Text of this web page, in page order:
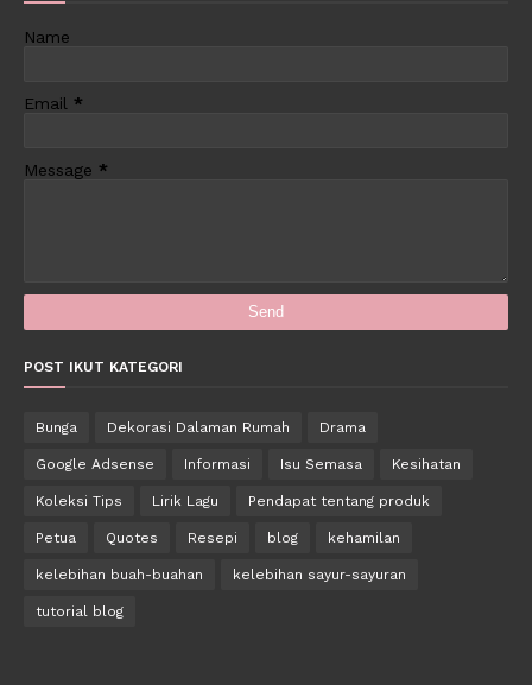
Name
Email *
Message *
POST IKUT KATEGORI
Bunga Dekorasi Dalaman Rumah Drama
Google Adsense Informasi Isu Semasa Kesihatan
Koleksi Tips Lirik Lagu Pendapat tentang produk
Petua Quotes Resepi blog kehamilan
kelebihan buah-buahan kelebihan sayur-sayuran
tutorial blog